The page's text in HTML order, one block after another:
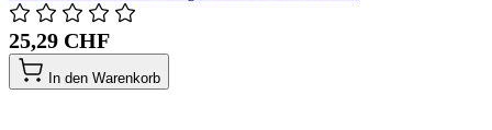
25,29 CHF
In den Warenkorb